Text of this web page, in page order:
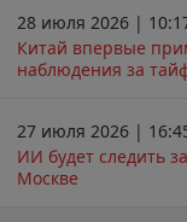
28 июля 2026 |
Китай впервые
наблюдения за
27 июля 2026 |
ИИ будет следить
Москве